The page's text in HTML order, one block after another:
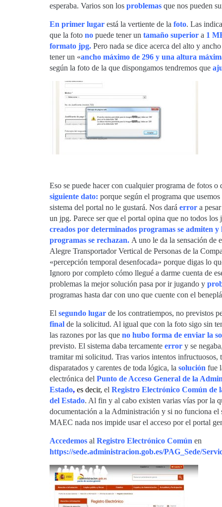
esperaba. Varios son los problemas que nos pueden
En primer lugar está la vertiente de la foto. Las
que la foto no puede tener un tamaño superior a 1
formato jpg. Pero nada se dice acerca del alto y
tener un «ancho máximo de 296 y una altura
según la foto de la que dispongamos tendremos que
Eso se puede hacer con cualquier programa de fotos
siguiente dato: porque según el programa que
sistema del portal no le gustará. Nos dará error a
un jpg. Parece ser que el portal opina que no todos
creados por determinados programas se admiten y
programas se rechazan. A uno le da la sensación de
Alegre Transportador Vertical de Personas de la
«percepción temporal desenfocada» porque digas lo
Ignoro por completo cómo llegué a darme cuenta de
problemas la mejor solución pasa por ir jugando y
programas hasta dar con uno que cuente con el
El segundo lugar de los contratiempos, no previstos
final de la solicitud. Al igual que con la foto sigo sin
las razones por las que no hubo forma de enviar la
previsto. El sistema daba tercamente error y se
tramitar mi solicitud. Tras varios intentos infructuosos,
disparatados y carentes de toda lógica, la solución fue
electrónica del Punto de Acceso General de la
Estado, es decir, el Registro Electrónico Común de
del Estado. Al fin y al cabo existen varias vías por la
documentación a la Administración y si no funciona el
MAEC nada nos impide usar el acceso por el portal
Accedemos al Registro Electrónico Común en
https://sede.administracion.gob.es/PAG_Sede/